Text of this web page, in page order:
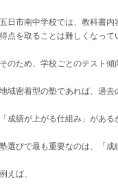
五日市南中学校では、教科書
得点を取ることは難しくなって
そのため、学校ごとのテスト傾
地域密着型の塾であれば、過去
「成績が上がる仕組み」がある
塾選びで最も重要なのは、「成
例えば、